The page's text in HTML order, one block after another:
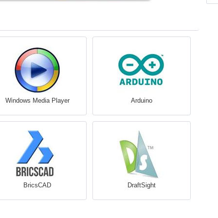
Windows Media Player Arduino
BricsCAD DraftSight